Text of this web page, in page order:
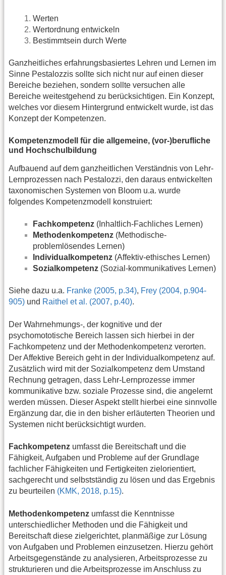
Werten
Wertordnung entwickeln
Bestimmtsein durch Werte
Ganzheitliches erfahrungsbasiertes Lehren und Lernen im
Sinne Pestalozzis sollte sich nicht nur auf einen dieser
Bereiche beziehen, sondern sollte versuchen alle
Bereiche weitestgehend zu berücksichtigen. Ein Konzept,
welches vor diesem Hintergrund entwickelt wurde, ist das
Konzept der Kompetenzen.
Kompetenzmodell für die allgemeine, (vor-)berufliche
und Hochschulbildung
Aufbauend auf dem ganzheitlichen Verständnis von Lehr-
Lernprozessen nach Pestalozzi, den daraus entwickelten
taxonomischen Systemen von Bloom u.a. wurde
folgendes Kompetenzmodell konstruiert:
Fachkompetenz (Inhaltlich-Fachliches Lernen)
Methodenkompetenz (Methodische-
problemlösendes Lernen)
Individualkompetenz (Affektiv-ethisches Lernen)
Sozialkompetenz (Sozial-kommunikatives Lernen)
Siehe dazu u.a. Franke (2005, p.34), Frey (2004, p.904-
905) und Raithel et al. (2007, p.40).
Der Wahrnehmungs-, der kognitive und der
psychomototische Bereich lassen sich hierbei in der
Fachkompetenz und der Methodenkompetenz verorten.
Der Affektive Bereich geht in der Individualkompetenz auf.
Zusätzlich wird mit der Sozialkompetenz dem Umstand
Rechnung getragen, dass Lehr-Lernprozesse immer
kommunikative bzw. soziale Prozesse sind, die angelernt
werden müssen. Dieser Aspekt stellt hierbei eine sinnvolle
Ergänzung dar, die in den bisher erläuterten Theorien und
Systemen nicht berücksichtigt wurden.
Fachkompetenz umfasst die Bereitschaft und die
Fähigkeit, Aufgaben und Probleme auf der Grundlage
fachlicher Fähigkeiten und Fertigkeiten zielorientiert,
sachgerecht und selbstständig zu lösen und das Ergebnis
zu beurteilen (KMK, 2018, p.15).
Methodenkompetenz umfasst die Kenntnisse
unterschiedlicher Methoden und die Fähigkeit und
Bereitschaft diese zielgerichtet, planmäßige zur Lösung
von Aufgaben und Problemen einzusetzen. Hierzu gehört
Arbeitsgegenstände zu analysieren, Arbeitsprozesse zu
strukturieren und die Arbeitsprozesse im Anschluss zu